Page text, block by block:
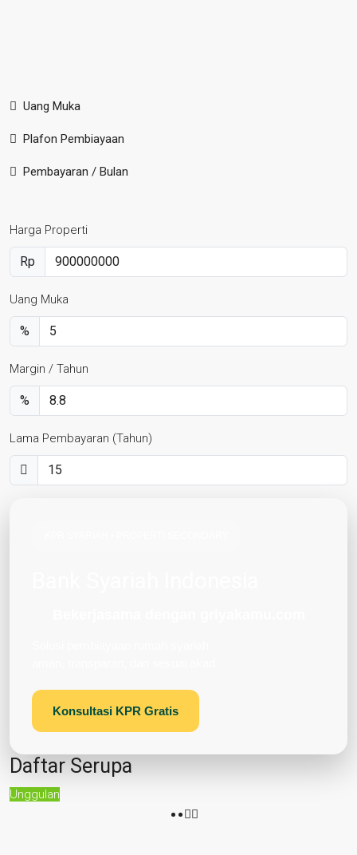
Uang Muka
Plafon Pembiayaan
Pembayaran / Bulan
Harga Properti
Rp
Uang Muka
%
Margin / Tahun
%
Lama Pembayaran (Tahun)
Konsultasi KPR Gratis
Daftar Serupa
Unggulan